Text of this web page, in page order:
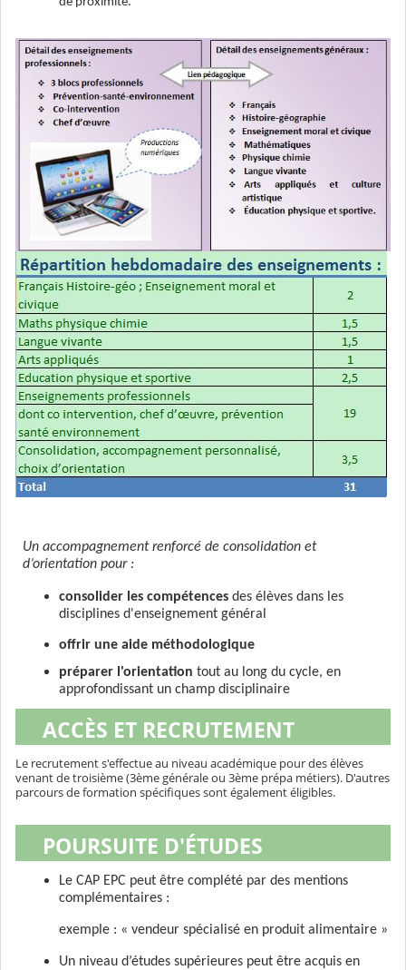
Un accompagnement renforcé de consolidation et
d’orientation pour :
consolider les compétences des élèves dans les
disciplines d'enseignement général
offrir une aide méthodologique
préparer l'orientation tout au long du cycle, en
approfondissant un champ disciplinaire
ACCÈS ET RECRUTEMENT
Le recrutement s'effectue au niveau académique pour des élèves
venant de troisième (3ème générale ou 3ème prépa métiers). D'autres
parcours de formation spécifiques sont également éligibles.
POURSUITE D'ÉTUDES
Le CAP EPC peut être complété par des mentions
complémentaires :
exemple : « vendeur spécialisé en produit alimentaire »
Un niveau d’études supérieures peut être acquis en